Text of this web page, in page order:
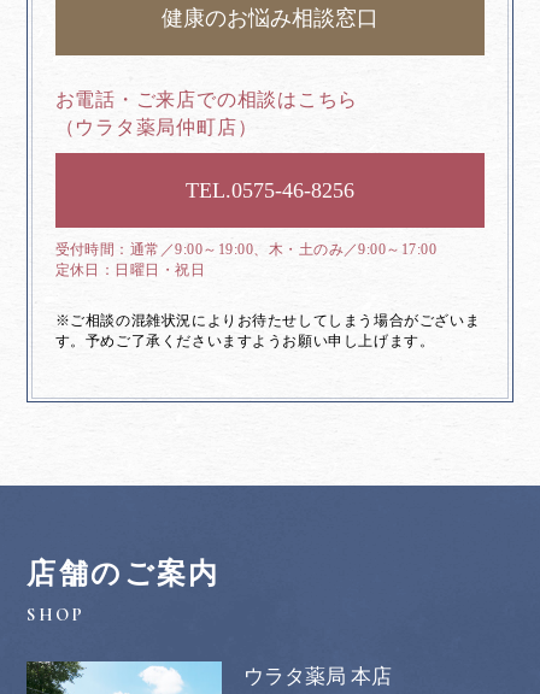
健康のお悩み相談窓口
お電話・ご来店での相談はこちら
（ウラタ薬局仲町店）
0575-46-8256
通常／9:00～19:00、木・土のみ／9:00～17:00
日曜日・祝日
※ご相談の混雑状況によりお待たせしてしまう場合がございま
す。予めご了承くださいますようお願い申し上げます。
店舗のご案内
ウラタ薬局 本店